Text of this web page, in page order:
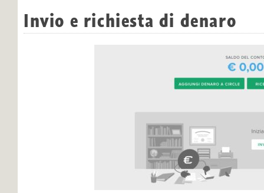
Invio e richiesta di denaro